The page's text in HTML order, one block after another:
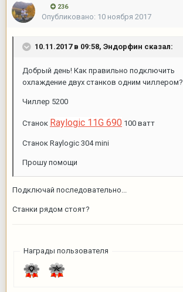
236
Опубликовано: 10 ноября 2017
10.11.2017 в 09:58, Эндорфин сказал:
Добрый день! Как правильно подключить
охлаждение двух станков одним чиллером?
Чиллер 5200
Станок Raylogic 11G 690 100 ватт
Станок Raylogic 304 mini
Прошу помощи
Подключай последовательно...
Станки рядом стоят?
Награды пользователя